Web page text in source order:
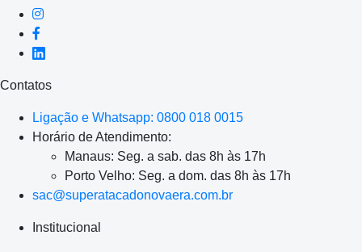
Contatos
Ligação e Whatsapp: 0800 018 0015
Horário de Atendimento:
Manaus: Seg. a sab. das 8h às 17h
Porto Velho: Seg. a dom. das 8h às 17h
sac@superatacadonovaera.com.br
Institucional